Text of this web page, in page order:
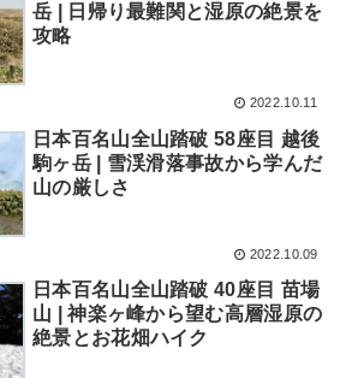
岳 | 日帰り最難関と湿原の絶景を
攻略
2022.10.11
日本百名山全山踏破 58座目 越後
駒ヶ岳 | 雪渓滑落事故から学んだ
山の厳しさ
2022.10.09
日本百名山全山踏破 40座目 苗場
山 | 神楽ヶ峰から望む高層湿原の
絶景とお花畑ハイク